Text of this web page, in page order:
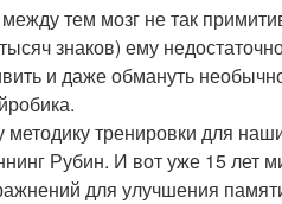
тем мозг не так
знаков) ему
и даже обмануть
методику тренировки для
Рубин. И вот уже 15 лет
для улучшения